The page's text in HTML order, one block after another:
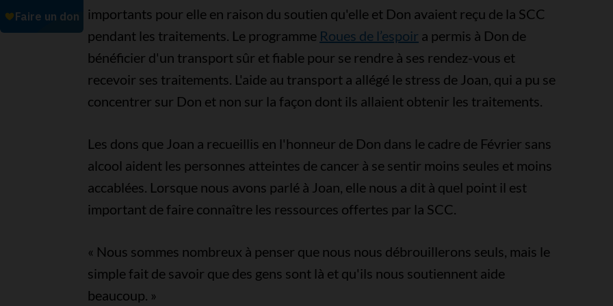
importants pour elle en raison du soutien qu'elle et Don avaient reçu de la SCC
pendant les traitements. Le programme Roues de l’espoir a permis à Don de
bénéficier d'un transport sûr et fiable pour se rendre à ses rendez-vous et
recevoir ses traitements. L'aide au transport a allégé le stress de Joan, qui a pu se
concentrer sur Don et non sur la façon dont ils allaient obtenir les traitements.
Les dons que Joan a recueillis en l'honneur de Don dans le cadre de Février sans
alcool aident les personnes atteintes de cancer à se sentir moins seules et moins
accablées. Lorsque nous avons parlé à Joan, elle nous a dit à quel point il est
important de faire connaître les ressources offertes par la SCC.
« Nous sommes nombreux à penser que nous nous débrouillerons seuls, mais le
simple fait de savoir que des gens sont là et qu'ils nous soutiennent aide
beaucoup. »